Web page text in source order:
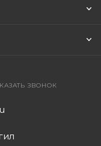
ЗВОНОК